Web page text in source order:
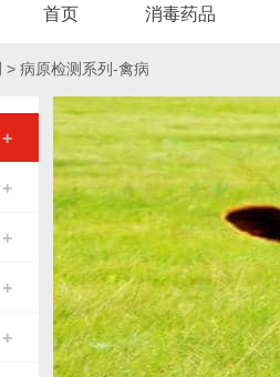
首页 消毒药品
> 病原检测系列-禽病
+
+
+
+
+